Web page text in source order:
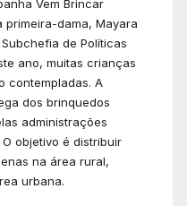
Vem Brincar
primeira-dama, Mayara
de Políticas
ano, muitas crianças
contempladas. A
dos brinquedos
administrações
objetivo é distribuir
na área rural,
urbana.